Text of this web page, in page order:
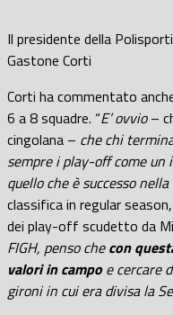
Il presidente della
Gastone Corti
Corti ha commentato
6 a 8 squadre. “E’ ovvio–
cingolana – che chi
sempre i play-off come un
quello che è successo
classifica in regular
dei play-off scudetto da
FIGH, penso checon
valori in campoe cercare
gironi in cui era divisa la